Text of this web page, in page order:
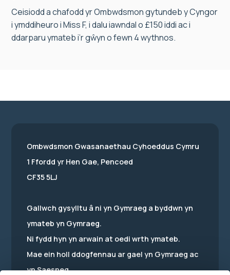
Ceisiodd a chafodd yr Ombwdsmon gytundeb y Cyngor
i ymddiheuro i Miss F, i dalu iawndal o £150 iddi ac i
ddarparu ymateb i’r gŵyn o fewn 4 wythnos.
Ombwdsmon Gwasanaethau Cyhoeddus Cymru
1 Ffordd yr Hen Gae, Pencoed
CF35 5LJ
Gallwch gysylltu â ni yn Gymraeg a byddwn yn
ymateb yn Gymraeg.
Ni fydd hyn yn arwain at oedi wrth ymateb.
Mae ein holl ddogfennau ar gael yn Gymraeg ac
yn Saesneg.